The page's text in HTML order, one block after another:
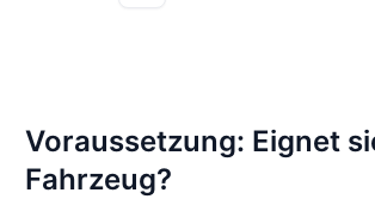
Voraussetzung: Eignet
Fahrzeug?